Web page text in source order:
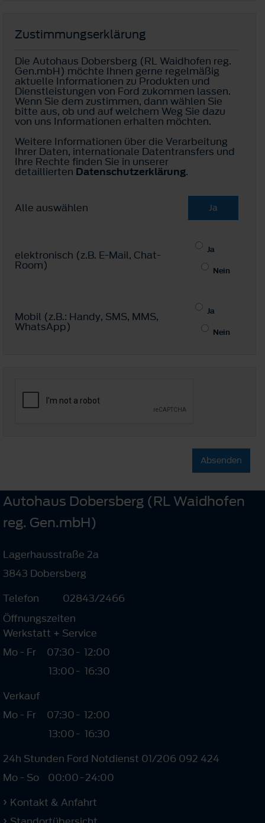
Zustimmungserklärung
Die Autohaus Dobersberg (RL Waidhofen reg.
Gen.mbH) möchte Ihnen gerne regelmäßig
aktuelle Informationen zu Produkten und
Dienstleistungen von Ford zukommen lassen.
Wenn Sie dem zustimmen, dann wählen Sie
bitte aus, ob und auf welchem Weg Sie dazu
von uns Informationen erhalten möchten.
Weitere Informationen über die Verarbeitung
Ihrer Daten, internationale Datentransfers und
Ihre Rechte finden Sie in unserer
detaillierten Datenschutzerklärung.
Alle auswählen Ja
elektronisch (z.B. E-Mail, Chat-
Room)
Ja
Nein
Mobil (z.B.: Handy, SMS, MMS,
WhatsApp)
Ja
Nein
Absenden
Autohaus Dobersberg (RL Waidhofen
reg. Gen.mbH)
Lagerhausstraße 2a
3843 Dobersberg
Telefon
02843/2466
Öffnungszeiten
Werkstatt + Service
Mo - Fr
07:30
13:00
-
-
12:00
16:30
Verkauf
Mo - Fr
07:30
13:00
-
-
12:00
16:30
24h Stunden Ford Notdienst 01/206 092 424
Mo - So
00:00-24:00
Kontakt & Anfahrt